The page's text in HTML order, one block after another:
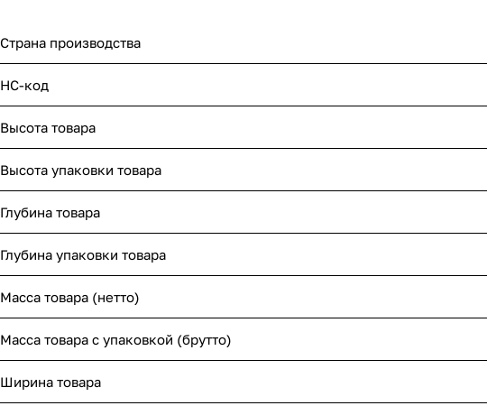
Страна производства
НС-код
Высота товара
Высота упаковки товара
Глубина товара
Глубина упаковки товара
Масса товара (нетто)
Масса товара с упаковкой (брутто)
Ширина товара